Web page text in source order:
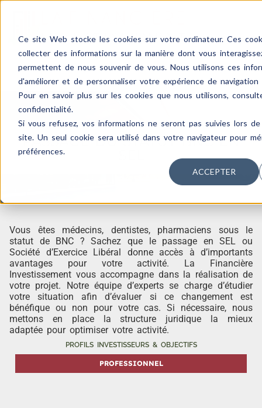
Ce site Web stocke les cookies sur votre ordinateur. Ces
collecter des informations sur la manière dont vous
permettent de nous souvenir de vous. Nous utilisons ces
d'améliorer et de personnaliser votre expérience de
Pour en savoir plus sur les cookies que nous utilisons,
confidentialité.
Si vous refusez, vos informations ne seront pas suivies lors
site. Un seul cookie sera utilisé dans votre navigateur pour
préférences.
ACCEPTER
PASSAGE DU STATUT BNC EN
Vous êtes médecins, dentistes, pharmaciens sous le
statut de BNC ? Sachez que le passage en SEL ou
Société d’Exercice Libéral donne accès à d’importants
avantages pour votre activité. La Financière
Investissement vous accompagne dans la réalisation de
votre projet. Notre équipe d’experts se charge d’étudier
votre situation afin d’évaluer si ce changement est
bénéfique ou non pour votre cas. Si nécessaire, nous
mettons en place la structure juridique la mieux
adaptée pour optimiser votre activité.
PROFILS INVESTISSEURS & OBJECTIFS
PROFESSIONNEL